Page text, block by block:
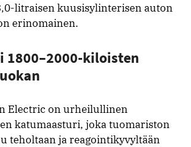
litraisen kuusisylinterisen auton
erinomainen.
1800–2000-kiloisten
Electric on urheilullinen
katumaasturi, joka tuomariston
teholtaan ja reagointikyvyltään